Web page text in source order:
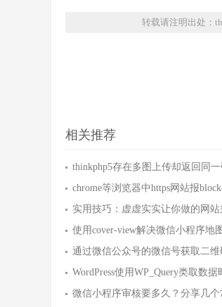
转载请注明出处：
相关推荐
thinkphp5存在多图上传却返回同
chrome等浏览器中https网站报
实用技巧：虚虚实实让你做的网站
使用cover-view解决微信小程序地
通过微信公众号的微信号获取二
WordPress使用WP_Query类取数
微信小程序审核要多久？分享几